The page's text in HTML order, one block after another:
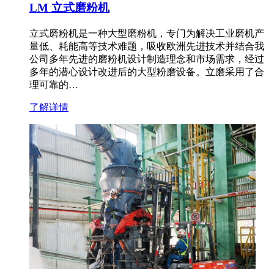
LM 立式磨粉机
立式磨粉机是一种大型磨粉机，专门为解决工业磨机产
量低、耗能高等技术难题，吸收欧洲先进技术并结合我
公司多年先进的磨粉机设计制造理念和市场需求，经过
多年的潜心设计改进后的大型粉磨设备。立磨采用了合
理可靠的…
了解详情